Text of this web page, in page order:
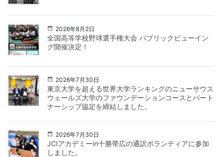
2026年8月2日
全国高等学校野球選手権大会 パブリックビューイン
グ開催決定！
2026年7月30日
東京大学を超える世界大学ランキングのニューサウス
ウェールズ大学のファウンデーションコースとパート
ナーシップ協定を締結しました。
2026年7月30日
JCIアカデミーin十勝帯広の通訳ボランティアに参加
しました。